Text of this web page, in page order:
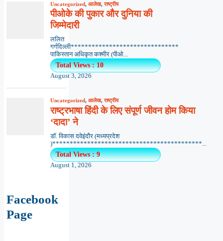
Uncategorized, आलेख,राष्ट्रीय
पीओके की पुकार और दुनिया की
जिम्मेदारी
ललित
गर्गदिल्ली*******************************
पाकिस्तान अधिकृत कश्मीर (पीओ...
Total Views : 10
August 3, 2026
Uncategorized, आलेख,राष्ट्रीय
राष्ट्रभाषा हिंदी के लिए संपूर्ण जीवन होम किया
‘दादा’ ने
डॉ. विकास दवेइंदौर (मध्यप्रदेश
)*******************************************...
Total Views : 9
August 1, 2026
Facebook
Page